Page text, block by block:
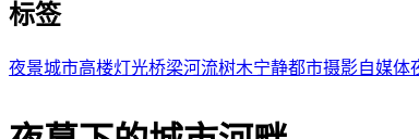
标签
夜景城市高楼灯光桥梁河流树木宁静都市摄影自媒体